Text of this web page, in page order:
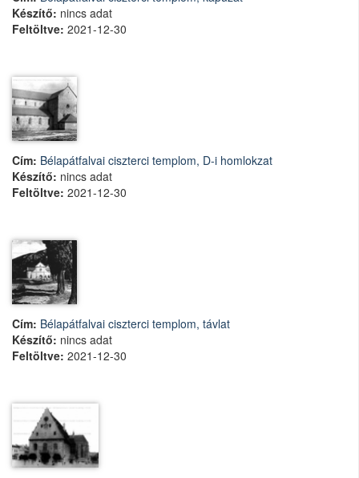
Készítő: nincs adat
Feltöltve: 2021-12-30
Cím: Bélapátfalvai ciszterci templom, D-i homlokzat
Készítő: nincs adat
Feltöltve: 2021-12-30
Cím: Bélapátfalvai ciszterci templom, távlat
Készítő: nincs adat
Feltöltve: 2021-12-30